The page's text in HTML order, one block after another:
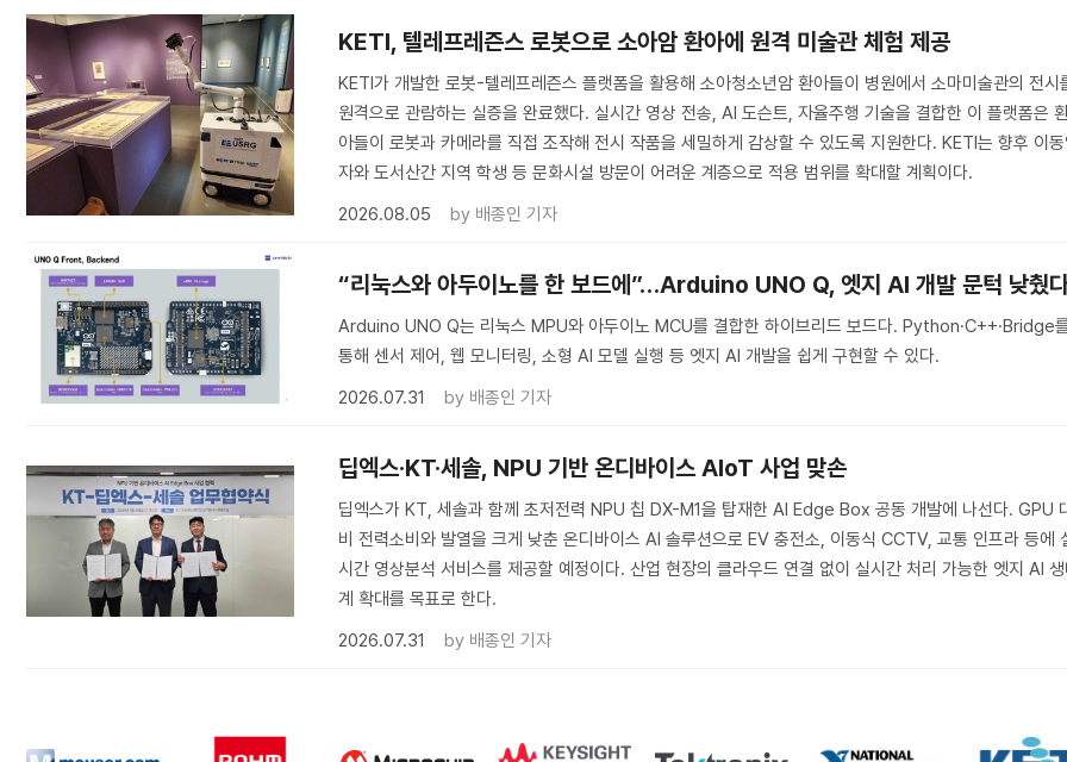
KETI, 텔레프레즌스 로봇으로 소아암 환아에 원격 미술관 체험 제공
KETI가 개발한 로봇-텔레프레즌스 플랫폼을 활용해 소아청소년암 환아들이 병원에서 소마미술관의 전시
원격으로 관람하는 실증을 완료했다. 실시간 영상 전송, AI 도슨트, 자율주행 기술을 결합한 이 플랫폼은
아들이 로봇과 카메라를 직접 조작해 전시 작품을 세밀하게 감상할 수 있도록 지원한다. KETI는 향후 이
자와 도서산간 지역 학생 등 문화시설 방문이 어려운 계층으로 적용 범위를 확대할 계획이다.
2026.08.05
by 배종인 기자
“리눅스와 아두이노를 한 보드에”…Arduino UNO Q, 엣지 AI 개발 문턱 낮췄
Arduino UNO Q는 리눅스 MPU와 아두이노 MCU를 결합한 하이브리드 보드다. Python·C++·Bridge
통해 센서 제어, 웹 모니터링, 소형 AI 모델 실행 등 엣지 AI 개발을 쉽게 구현할 수 있다.
2026.07.31
by 배종인 기자
딥엑스·KT·세솔, NPU 기반 온디바이스 AIoT 사업 맞손
딥엑스가 KT, 세솔과 함께 초저전력 NPU 칩 DX-M1을 탑재한 AI Edge Box 공동 개발에 나선다. GPU
비 전력소비와 발열을 크게 낮춘 온디바이스 AI 솔루션으로 EV 충전소, 이동식 CCTV, 교통 인프라 등에
시간 영상분석 서비스를 제공할 예정이다. 산업 현장의 클라우드 연결 없이 실시간 처리 가능한 엣지 AI
계 확대를 목표로 한다.
2026.07.31
by 배종인 기자